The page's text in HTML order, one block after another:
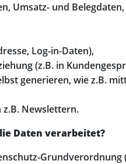
Umsatz- und
Log-in-Daten),
(z.B. in
generieren, wie z.B.
Newslettern.
Daten verarbeitet?
Grundverordnung